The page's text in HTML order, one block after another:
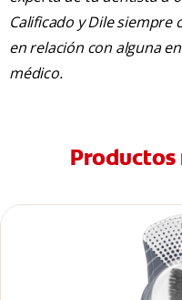
Calificado y Dile
en relación con alguna
médico.